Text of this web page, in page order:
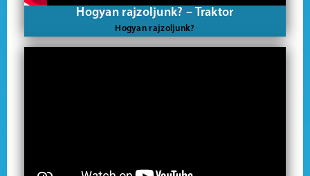
Hogyan rajzoljunk? – Traktor
Hogyan rajzoljunk?